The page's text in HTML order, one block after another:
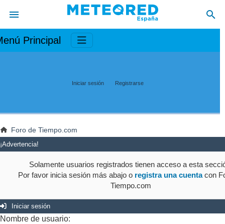
Principal
Iniciar sesión Registrarse
Foro de Tiempo.com
¡Advertencia!
Solamente usuarios registrados tienen acceso a esta
Por favor inicia sesión más abajo o registra una cuentacon
Tiempo.com
Iniciar sesión
Nombre de usuario: